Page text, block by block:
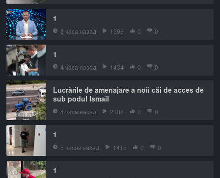
1
3 часа назад 1996 0 0
1
4 часа назад 1434 0 0
Lucrările de amenajare a noii căi de acces de
sub podul Ismail
4 часа назад 2188 0 0
1
5 часов назад 1415 0 0
1